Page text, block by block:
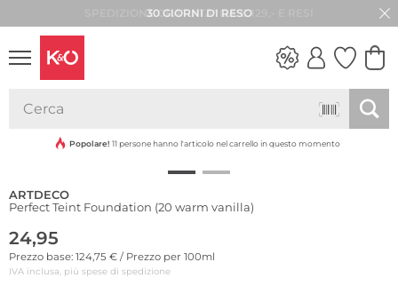
30 GIORNI DI RESO
VIBES
Popolare! 11 persone hanno l'articolo nel carrello in questo momento
ARTDECO
Perfect Teint Foundation (20 warm vanilla)
24,95
Prezzo base: 124,75 € / Prezzo per 100ml
IVA inclusa, più spese di spedizione